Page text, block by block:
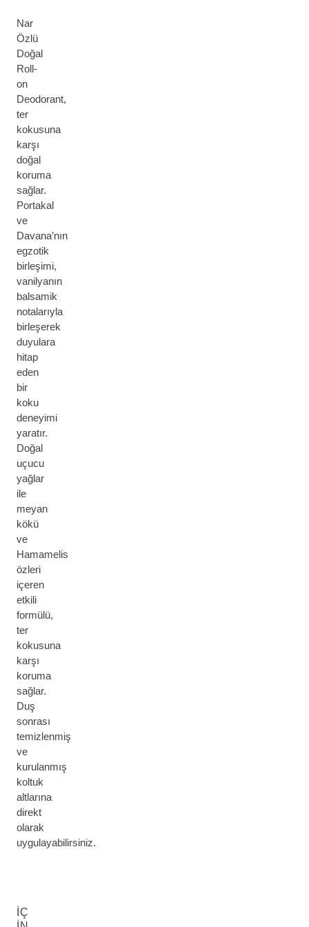
Nar
Özlü
Doğal
Roll-
on
Deodorant,
ter
kokusuna
karşı
doğal
koruma
sağlar.
Portakal
ve
Davana’nın
egzotik
birleşimi,
vanilyanın
balsamik
notalarıyla
birleşerek
duyulara
hitap
eden
bir
koku
deneyimi
yaratır.
Doğal
uçucu
yağlar
ile
meyan
kökü
ve
Hamamelis
özleri
içeren
etkili
formülü,
ter
kokusuna
karşı
koruma
sağlar.
Duş
sonrası
temizlenmiş
ve
kurulanmış
koltuk
altlarına
direkt
olarak
uygulayabilirsiniz.
İÇ